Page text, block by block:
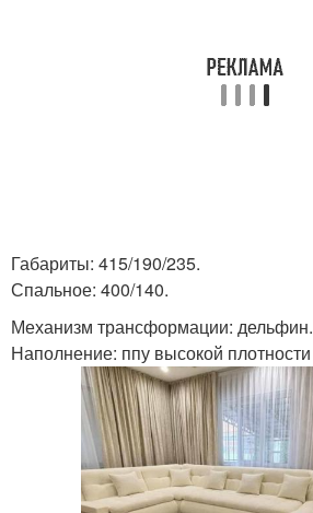
Габариты: 415/190/235.
Спальное: 400/140.
Механизм трансформации: дельфин.
Наполнение: ппу высокой плотности